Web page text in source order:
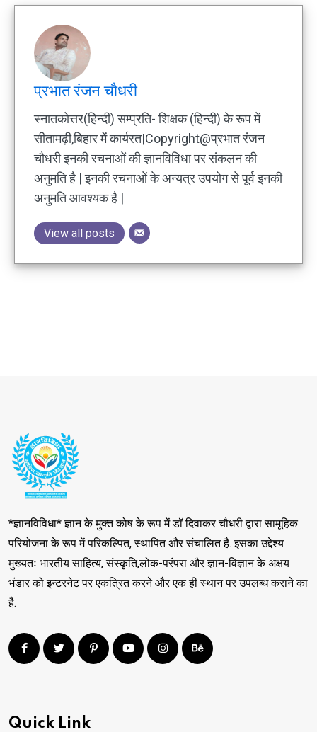
प्रभात रंजन चौधरी
स्नातकोत्तर(हिन्दी) सम्प्रति- शिक्षक (हिन्दी) के रूप में
सीतामढ़ी,बिहार में कार्यरत|Copyright@प्रभात रंजन
चौधरी इनकी रचनाओं की ज्ञानविविधा पर संकलन की
अनुमति है | इनकी रचनाओं के अन्यत्र उपयोग से पूर्व इनकी
अनुमति आवश्यक है |
View all posts
*ज्ञानविविधा* ज्ञान के मुक्त कोष के रूप में डॉ दिवाकर चौधरी द्वारा सामूहिक
परियोजना के रूप में परिकल्पित, स्थापित और संचालित है. इसका उद्देश्य
मुख्यतः भारतीय साहित्य, संस्कृति,लोक-परंपरा और ज्ञान-विज्ञान के अक्षय
भंडार को इन्टरनेट पर एकत्रित करने और एक ही स्थान पर उपलब्ध कराने का
है.
Quick Link